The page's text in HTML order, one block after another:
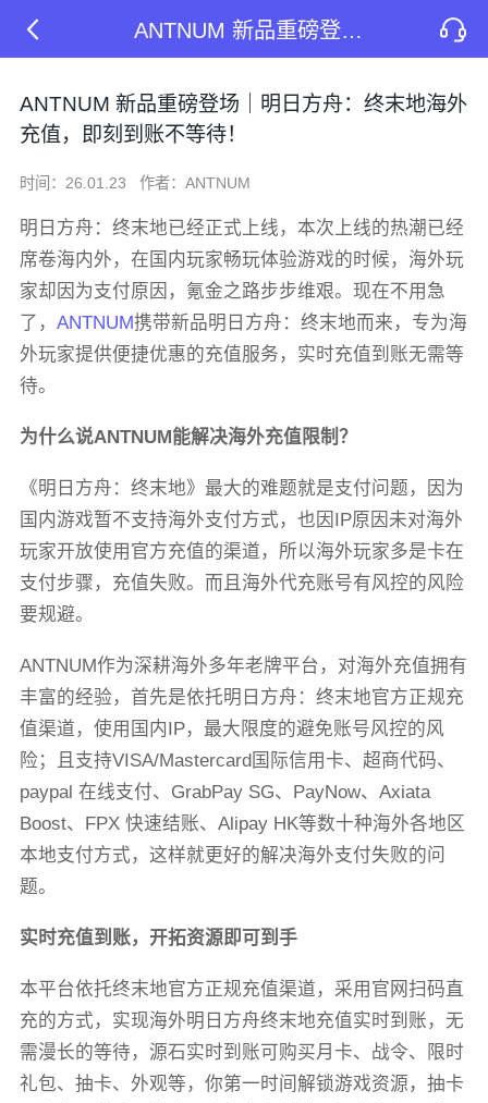
ANTNUM 新品重磅登场｜明日方舟：终末地海外充值，即刻到账不等待！
ANTNUM 新品重磅登场｜明日方舟：终末地海外
充值，即刻到账不等待！
时间：26.01.23 作者：ANTNUM
明日方舟：终末地已经正式上线，本次上线的热潮已经
席卷海内外，在国内玩家畅玩体验游戏的时候，海外玩
家却因为支付原因，氪金之路步步维艰。现在不用急
了， ANTNUM携带新品明日方舟：终末地而来，专为海
外玩家提供便捷优惠的充值服务，实时充值到账无需等
待。
为什么说ANTNUM能解决海外充值限制？
《明日方舟：终末地》最大的难题就是支付问题，因为
国内游戏暂不支持海外支付方式，也因IP原因未对海外
玩家开放使用官方充值的渠道，所以海外玩家多是卡在
支付步骤，充值失败。而且海外代充账号有风控的风险
要规避。
ANTNUM作为深耕海外多年老牌平台，对海外充值拥有
丰富的经验，首先是依托明日方舟：终末地官方正规充
值渠道，使用国内IP，最大限度的避免账号风控的风
险；且支持VISA/Mastercard国际信用卡、超商代码、
paypal 在线支付、GrabPay SG、PayNow、Axiata
Boost、FPX 快速结账、Alipay HK等数十种海外各地区
本地支付方式，这样就更好的解决海外支付失败的问
题。
实时充值到账，开拓资源即可到手
本平台依托终末地官方正规充值渠道，采用官网扫码直
充的方式，实现海外明日方舟终末地充值实时到账，无
需漫长的等待，源石实时到账可购买月卡、战令、限时
礼包、抽卡、外观等，你第一时间解锁游戏资源，抽卡